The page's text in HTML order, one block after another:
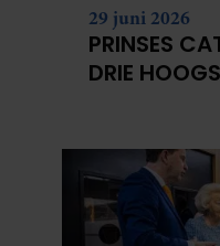
29 juni 2026
PRINSES
DRIE